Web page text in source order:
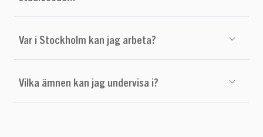
Var i Stockholm kan jag arbeta?
Vilka ämnen kan jag undervisa i?